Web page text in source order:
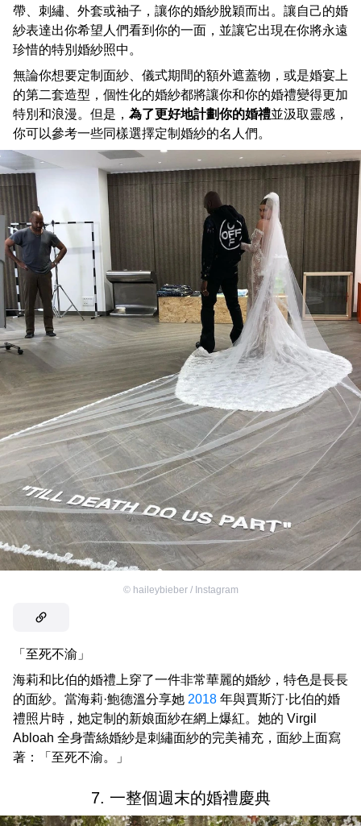
帶、刺繡、外套或袖子，讓你的婚紗脫穎而出。讓自己的婚
紗表達出你希望人們看到你的一面，並讓它出現在你將永遠
珍惜的特別婚紗照中。
無論你想要定制面紗、儀式期間的額外遮蓋物，或是婚宴上
的第二套造型，個性化的婚紗都將讓你和你的婚禮變得更加
特別和浪漫。但是， 為了更好地計劃你的婚禮並汲取靈感，
你可以參考一些同樣選擇定制婚紗的名人們。
© haileybieber / Instagram
「至死不渝」
海莉和比伯的婚禮上穿了一件非常華麗的婚紗，特色是長長
的面紗。當海莉·鮑德溫分享她 2018 年與賈斯汀·比伯的婚
禮照片時，她定制的新娘面紗在網上爆紅。她的 Virgil
Abloah 全身蕾絲婚紗是刺繡面紗的完美補充，面紗上面寫
著：「至死不渝。」
7. 一整個週末的婚禮慶典